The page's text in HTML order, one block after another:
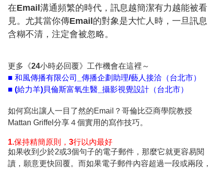
在Email溝通頻繁的時代，訊息越簡潔有力越能被看
見。尤其當你傳Email的對象是大忙人時，一旦訊息
含糊不清，注定會被忽略。
更多《24小時必回覆》工作機會在這裡～
■ 和風傳播有限公司_傳播企劃助理/藝人接洽（台北市）
■ (給力羊)貝倫斯富氧生醫_攝影視覺設計（台北市）
如何寫出讓人一目了然的Email？哥倫比亞商學院教授
Mattan Griffel分享４個實用的寫作技巧。
1.保持精簡原則，3行以內最好
如果收到少於2或3個句子的電子郵件，那麼它就更容易閱
讀，願意更快回覆。而如果電子郵件內容超過一段或兩段，